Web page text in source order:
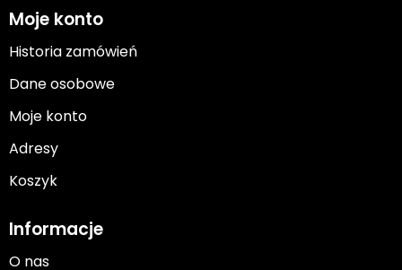
Moje konto
Historia zamówień
Dane osobowe
Moje konto
Adresy
Koszyk
Informacje
O nas